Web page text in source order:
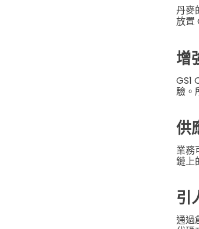
丹麥
放置
增
GS1
驗。
供
業務
鏈上
引
通過